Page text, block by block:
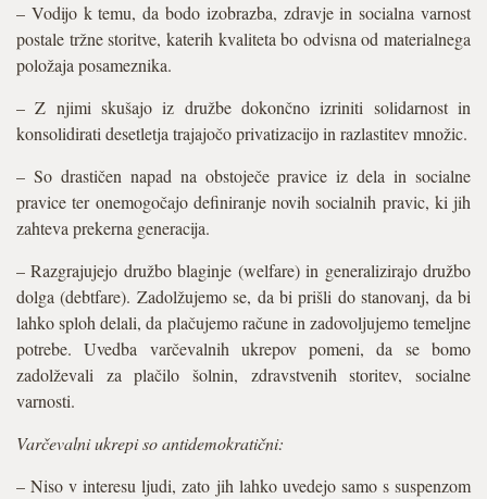
– Vodijo k temu, da bodo izobrazba, zdravje in socialna varnost
postale tržne storitve, katerih kvaliteta bo odvisna od materialnega
položaja posameznika.
– Z njimi skušajo iz družbe dokončno izriniti solidarnost in
konsolidirati desetletja trajajočo privatizacijo in razlastitev množic.
– So drastičen napad na obstoječe pravice iz dela in socialne
pravice ter onemogočajo definiranje novih socialnih pravic, ki jih
zahteva prekerna generacija.
– Razgrajujejo družbo blaginje (welfare) in generalizirajo družbo
dolga (debtfare). Zadolžujemo se, da bi prišli do stanovanj, da bi
lahko sploh delali, da plačujemo račune in zadovoljujemo temeljne
potrebe. Uvedba varčevalnih ukrepov pomeni, da se bomo
zadolževali za plačilo šolnin, zdravstvenih storitev, socialne
varnosti.
Varčevalni ukrepi so antidemokratični:
– Niso v interesu ljudi, zato jih lahko uvedejo samo s suspenzom